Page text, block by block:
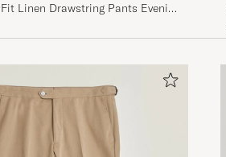
Linen Drawstring Pants Evening
Preis